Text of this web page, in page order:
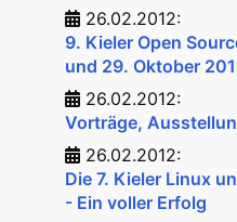
26.02.2012:
9. Kieler Open
und 29. Oktober
26.02.2012:
Vorträge,
26.02.2012:
Die 7. Kieler Linux
- Ein voller Erfolg